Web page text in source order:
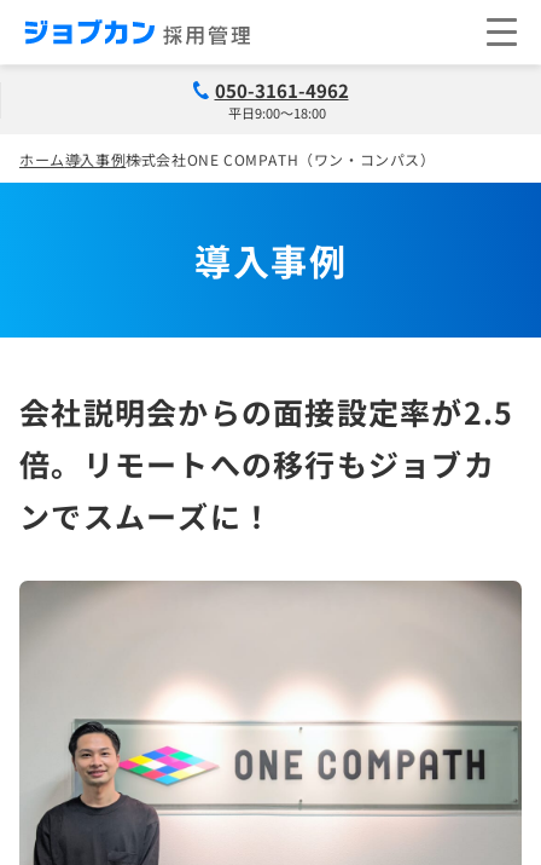
050-3161-4962
平日9:00～18:00
ホーム導入事例株式会社ONE COMPATH（ワン・コンパス）
導入事例
会社説明会からの面接設定率が2.5
倍。リモートへの移行もジョブカ
ンでスムーズに！